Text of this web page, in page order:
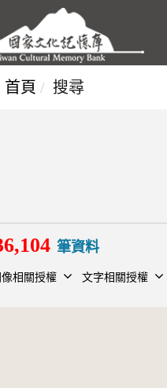
首頁 搜尋
筆資料
像相關授權 文字相關授權